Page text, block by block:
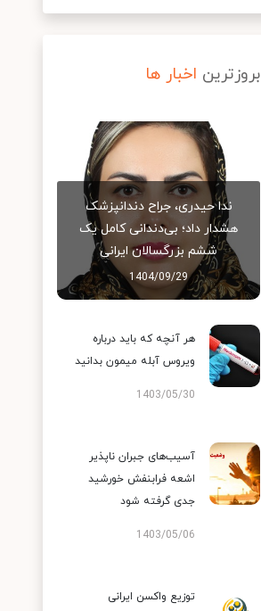
بروزترین اخبار ها
ندا حیدری، جراح دندانپزشک
هشدار داد؛ بی‌دندانی کامل یک
ششم بزرگسالان ایرانی
1404/09/29
هر آنچه که باید درباره
ویروس آبله میمون بدانید
1403/05/30
آسیب‌های جبران ناپذیر
اشعه فرابنفش خورشید
جدی گرفته شود
1403/05/06
توزیع واکسن ایرانی